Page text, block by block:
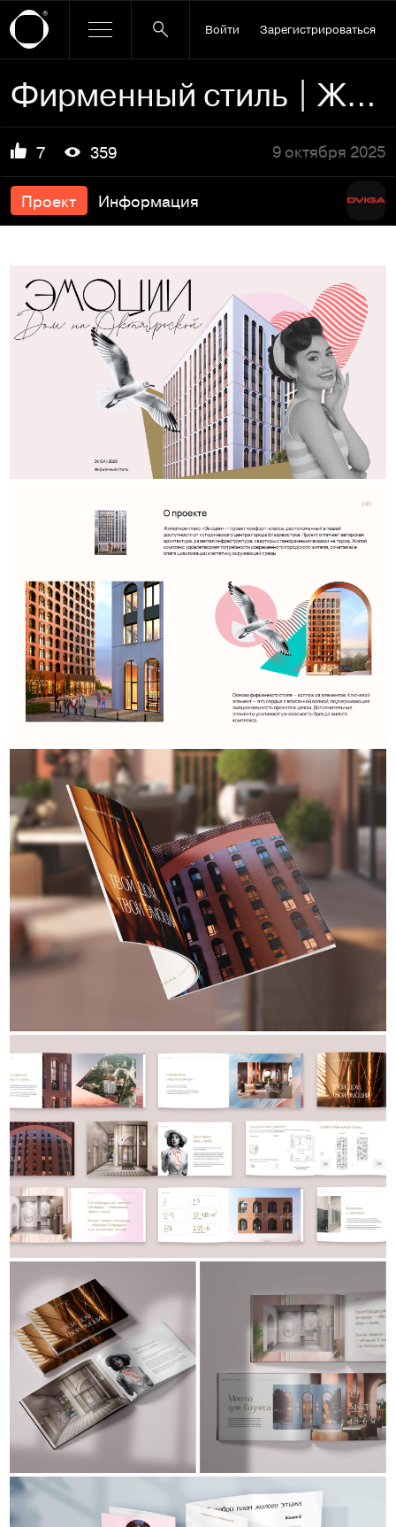
Войти Зарегистрироваться
Фирменный стиль | ЖК «Эмоции»
7 359 9 октября 2025
Проект Информация